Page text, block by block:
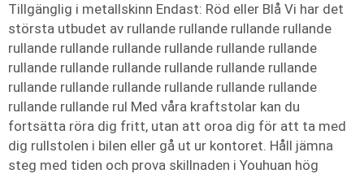
Tillgänglig i metallskinn Endast: Röd eller Blå Vi har det
största utbudet av rullande rullande rullande rullande
rullande rullande rullande rullande rullande rullande
rullande rullande rullande rullande rullande rullande
rullande rullande rullande rullande rullande rullande
rullande rullande rul Med våra kraftstolar kan du
fortsätta röra dig fritt, utan att oroa dig för att ta med
dig rullstolen i bilen eller gå ut ur kontoret. Håll jämna
steg med tiden och prova skillnaden i Youhuan hög